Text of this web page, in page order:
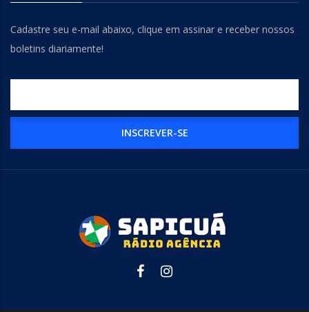
Cadastre seu e-mail abaixo, clique em assinar e receber nossos
boletins diariamente!